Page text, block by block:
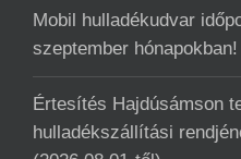
Mobil hulladékudvar
szeptember hónapokban!
Értesítés Hajdúsámson
hulladékszállítási